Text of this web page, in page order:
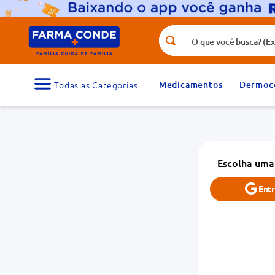
O que você busca? (Ex.: vitamina,
Medicamentos
Escolha
Termos mais buscados
1
medicamento